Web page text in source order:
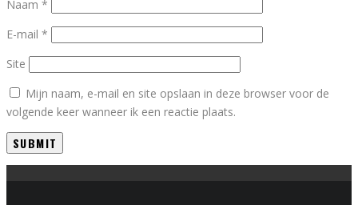
Naam *
E-mail *
Site
Mijn naam, e-mail en site opslaan in deze browser voor de
volgende keer wanneer ik een reactie plaats.